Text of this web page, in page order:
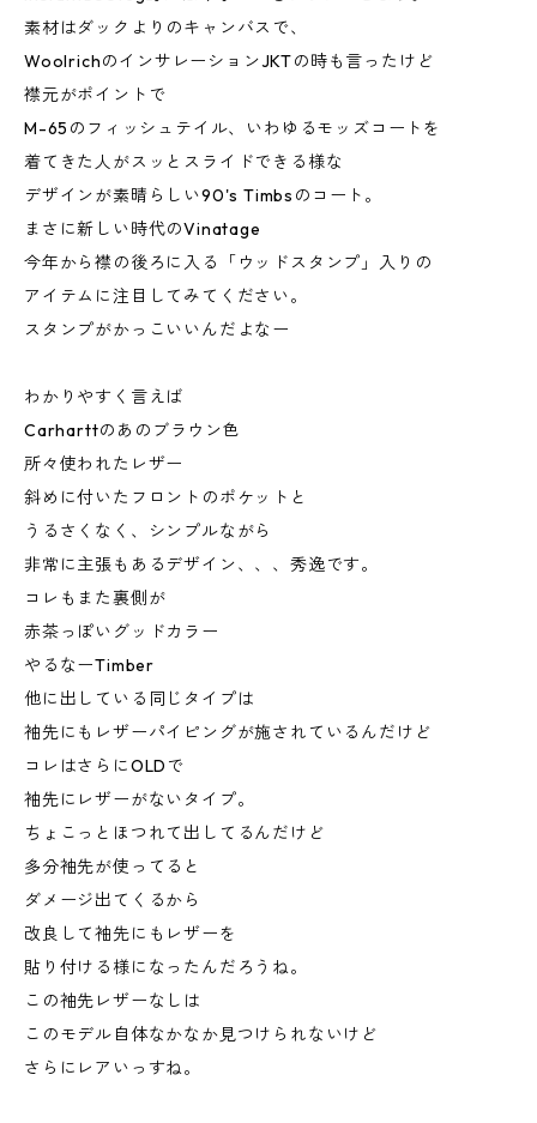
素材はダックよりのキャンバスで、
WoolrichのインサレーションJKTの時も言ったけど
襟元がポイントで
M-65のフィッシュテイル、いわゆるモッズコートを
着てきた人がスッとスライドできる様な
デザインが素晴らしい90's Timbsのコート。
まさに新しい時代のVinatage
今年から襟の後ろに入る「ウッドスタンプ」入りの
アイテムに注目してみてください。
スタンプがかっこいいんだよなー
わかりやすく言えば
Carharttのあのブラウン色
所々使われたレザー
斜めに付いたフロントのポケットと
うるさくなく、シンプルながら
非常に主張もあるデザイン、、、秀逸です。
コレもまた裏側が
赤茶っぽいグッドカラー
やるなーTimber
他に出している同じタイプは
袖先にもレザーパイピングが施されているんだけど
コレはさらにOLDで
袖先にレザーがないタイプ。
ちょこっとほつれて出してるんだけど
多分袖先が使ってると
ダメージ出てくるから
改良して袖先にもレザーを
貼り付ける様になったんだろうね。
この袖先レザーなしは
このモデル自体なかなか見つけられないけど
さらにレアいっすね。